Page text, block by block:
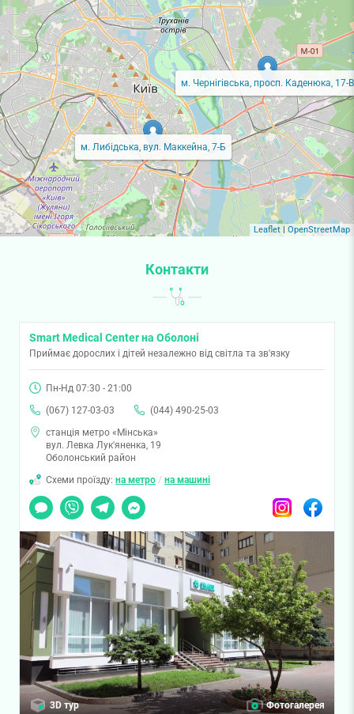
м. Либідська, вул. Маккейна, 7-Б
м. Чернігівська, просп. Каденюка, 17-В
Leaflet| OpenStreetMap
Контакти
Smart Medical Center на Оболоні
Приймає дорослих і дітей незалежно від світла та зв'язку
Пн-Нд 07:30 - 21:00
(067) 127-03-03
(044) 490-25-03
станція метро «Мінська»
вул. Левка Лук'яненка, 19
Оболонський район
Схеми проїзду: на метро / на машині
Чат
Viber TelegramMessenger InstagramFacebook
3D тур Фотогалерея